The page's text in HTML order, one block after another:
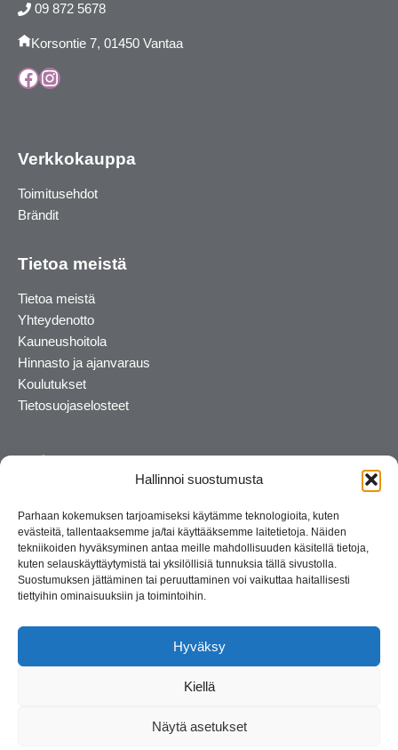
Hallinnoi suostumusta
Parhaan kokemuksen tarjoamiseksi käytämme teknologioita, kuten
evästeitä, tallentaaksemme ja/tai käyttääksemme laitetietoja. Näiden
tekniikoiden hyväksyminen antaa meille mahdollisuuden käsitellä tietoja,
kuten selauskäyttäytymistä tai yksilöllisiä tunnuksia tällä sivustolla.
Suostumuksen jättäminen tai peruuttaminen voi vaikuttaa haitallisesti
tiettyihin ominaisuuksiin ja toimintoihin.
Hyväksy
Kiellä
Näytä asetukset
09 872 5678
Korsontie 7, 01450 Vantaa
Facebook
Instagram
Verkkokauppa
Toimitusehdot
Brändit
Tietoa meistä
Tietoa meistä
Yhteydenotto
Kauneushoitola
Hinnasto ja ajanvaraus
Koulutukset
Tietosuojaselosteet
perheyritys yli 35 vuotta.
© 2026 Consult Lady